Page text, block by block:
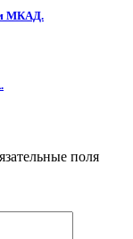
МКАД.
поля